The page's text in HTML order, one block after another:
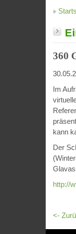
360
Im
kann
Der
http://
<-